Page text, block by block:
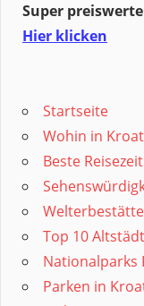
Super
Hier klicken
Startseite
Wohin in
Beste
Top 10
Nationalparks
Parken in